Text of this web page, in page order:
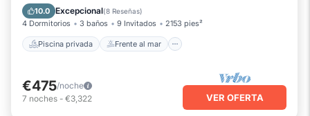
10.0 Excepcional(8 Reseñas)
4 Dormitorios 3 baños 9 Invitados 2153 pies²
Piscina privada Frente al mar
Chimenea/Calefacción
€475/noche
7 noches - €3,322 VER OFERTA